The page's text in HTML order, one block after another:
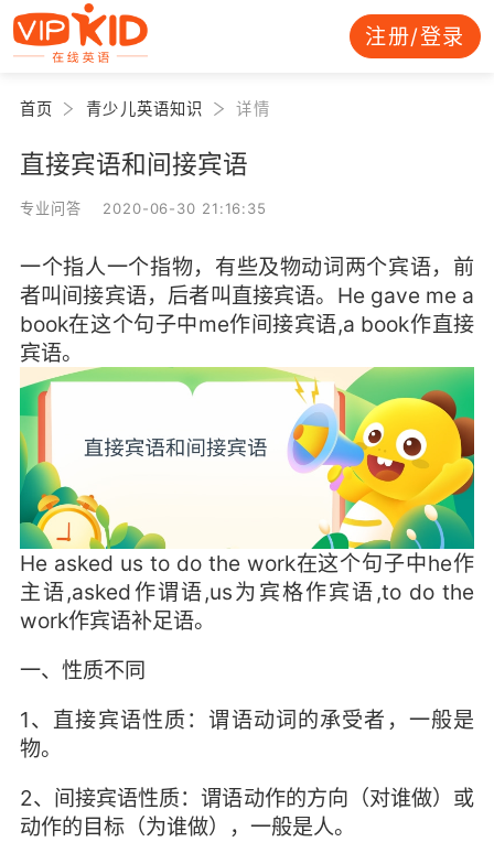
注册/登录
首页 青少儿英语知识 详情
直接宾语和间接宾语
专业问答 2020-06-30 21:16:35
一个指人一个指物，有些及物动词两个宾语，前
者叫间接宾语，后者叫直接宾语。He gave me a
book在这个句子中me作间接宾语,a book作直接
宾语。
He asked us to do the work在这个句子中he作
主语,asked作谓语,us为宾格作宾语,to do the
work作宾语补足语。
一、性质不同
1、直接宾语性质：谓语动词的承受者，一般是
物。
2、间接宾语性质：谓语动作的方向（对谁做）或
动作的目标（为谁做），一般是人。